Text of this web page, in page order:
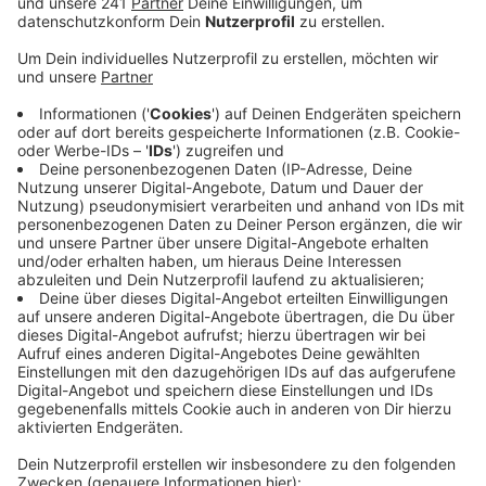
Anzeige
10.500 Straftaten angezeigt – etwa jeder zweite
wurde aufgeklärt. Überraschend ist, dass neben dem
Anstieg von Taschendiebstählen und Raubdelikten um
etwa 17% die Zahl der angezeigten Fälle von
häuslicher Gewalt leicht gesunken ist.
Im Trend liegen in Leverkusen offenbar
Sachbeschädigung, Fahrraddiebstahl und
Seniorenbetrug: Diese Fälle haben durch die
Coronakrise zugenommen. Die Polizei beobachtet
insgesamt, dass sich Straftaten von der Straße ins
Netz verlagert haben.
Betrugsmaschen findet ihrhier.